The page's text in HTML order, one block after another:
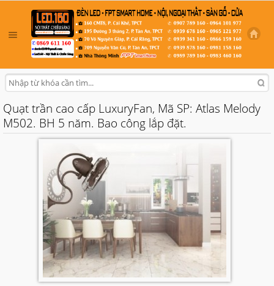
Quạt trần cao cấp LuxuryFan, Mã SP: Atlas Melody
M502. BH 5 năm. Bao công lắp đặt.